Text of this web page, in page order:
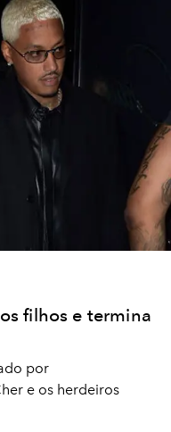
filhos e termina
por
e os herdeiros